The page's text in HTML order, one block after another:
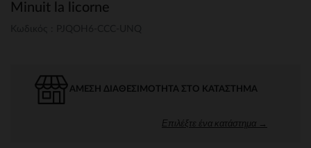
Minuit la licorne
ΆΜΕΣΗ ΔΙΑΘΕΣΙΜΌΤΗΤΑ ΣΤΟ ΚΑΤΆΣΤΗΜΑ
Επιλέξτε ένα κατάστημα →